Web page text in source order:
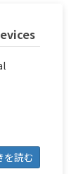
を読む